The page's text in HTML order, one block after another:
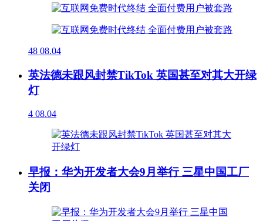
48 08.04
英法德未跟风封禁TikTok 英国甚至对其大开绿
灯
4 08.04
早报：华为开发者大会9月举行 三星中国工厂
关闭